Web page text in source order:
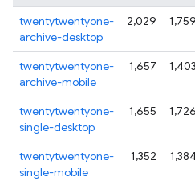
twentytwentyone-
archive-desktop
2,029 1,759
twentytwentyone-
archive-mobile
1,657 1,403
twentytwentyone-
single-desktop
1,655 1,726
twentytwentyone-
single-mobile
1,352